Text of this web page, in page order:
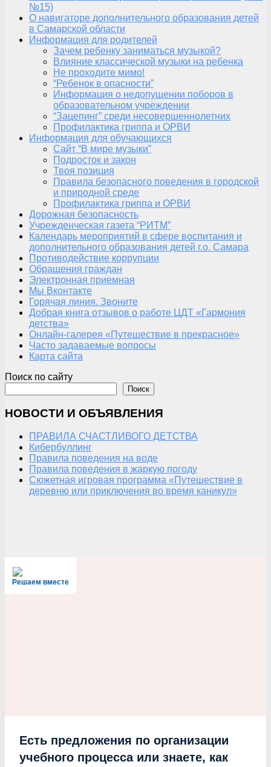
№15)
О навигаторе дополнительного образования детей
в Самарской области
Информация для родителей
Зачем ребенку заниматься музыкой?
Влияние классической музыки на ребенка
Не проходите мимо!
“Ребенок в опасности”
Информация о недопущении поборов в
образовательном учреждении
“Зацепинг” среди несовершеннолетних
Профилактика гриппа и ОРВИ
Информация для обучающихся
Сайт “В мире музыки”
Подросток и закон
Твоя позиция
Правила безопасного поведения в городской
и природной среде
Профилактика гриппа и ОРВИ
Дорожная безопасность
Учрежденческая газета “РИТМ”
Календарь мероприятий в сфере воспитания и
дополнительного образования детей г.о. Самара
Противодействие коррупции
Обращения граждан
Электронная приемная
Мы Вконтакте
Горячая линия. Звоните
Добрая книга отзывов о работе ЦДТ «Гармония
детства»
Онлайн-галерея «Путешествие в прекрасное»
Часто задаваемые вопросы
Карта сайта
Поиск по сайту
Поиск
НОВОСТИ И ОБЪЯВЛЕНИЯ
ПРАВИЛА СЧАСТЛИВОГО ДЕТСТВА
Кибербуллинг
Правила поведения на воде
Правила поведения в жаркую погоду
Сюжетная игровая программа «Путешествие в
деревню или приключения во время каникул»
Решаем вместе
Есть предложения по организации
учебного процесса или знаете, как